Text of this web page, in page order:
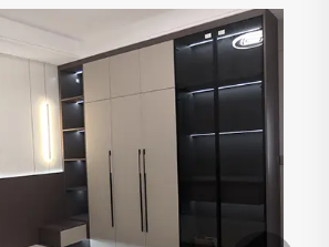
de minerals antimicrobians
i la durabilitat als espais